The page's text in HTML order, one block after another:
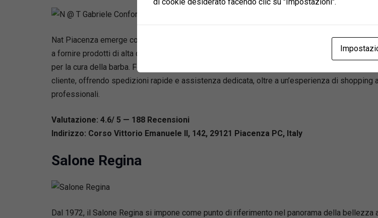
Nat Piacenza emerge come una distintiva realtà italiana specializzata nella cura
a fornire prodotti di alta qualità, che spaziano da shampoo e balsami a trattamenti specifici
per la cura della barba. Forte di una filosofia incentrata sul “Natural touch”, Nat Piacenza si
cliente, offrendo spedizioni rapide e assistenza dedicata, oltre a un’esperienza di
professionali.
Valutazione: 4.6/ 5 — 188 Recensioni
Indirizzo: Corso Vittorio Emanuele II, 142, 29121 Piacenza PC, Italy
Salone Regina
Dal 1972, il Salone Regina si impone come punto di riferimento nel panorama della